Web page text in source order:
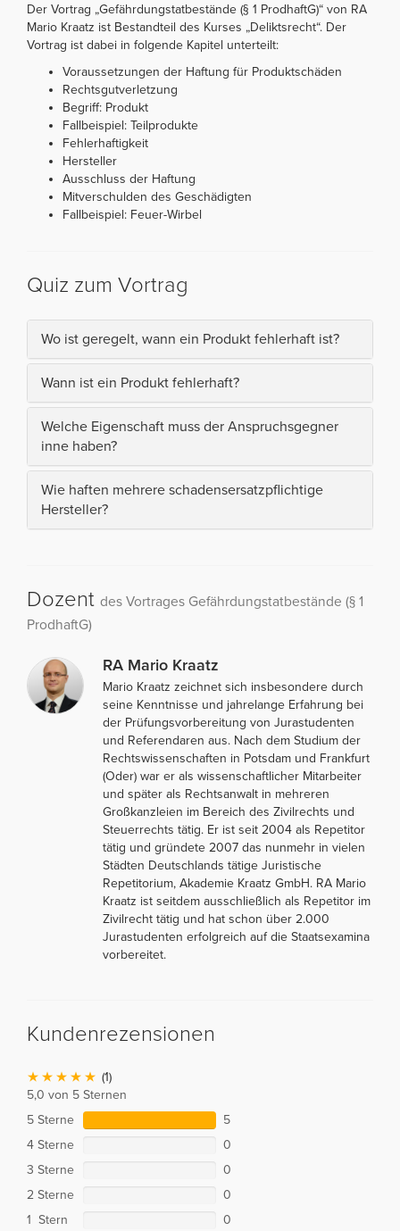
Der Vortrag „Gefährdungstatbestände (§ 1 ProdhaftG)“ von RA
Mario Kraatz ist Bestandteil des Kurses „Deliktsrecht“. Der
Vortrag ist dabei in folgende Kapitel unterteilt:
Voraussetzungen der Haftung für Produktschäden
Rechtsgutverletzung
Begriff: Produkt
Fallbeispiel: Teilprodukte
Fehlerhaftigkeit
Hersteller
Ausschluss der Haftung
Mitverschulden des Geschädigten
Fallbeispiel: Feuer-Wirbel
Quiz zum Vortrag
Wo ist geregelt, wann ein Produkt fehlerhaft ist?
Wann ist ein Produkt fehlerhaft?
Welche Eigenschaft muss der Anspruchsgegner
inne haben?
Wie haften mehrere schadensersatzpflichtige
Hersteller?
Dozent des Vortrages Gefährdungstatbestände (§ 1
ProdhaftG)
RA Mario Kraatz
Mario Kraatz zeichnet sich insbesondere durch
seine Kenntnisse und jahrelange Erfahrung bei
der Prüfungsvorbereitung von Jurastudenten
und Referendaren aus. Nach dem Studium der
Rechtswissenschaften in Potsdam und Frankfurt
(Oder) war er als wissenschaftlicher Mitarbeiter
und später als Rechtsanwalt in mehreren
Großkanzleien im Bereich des Zivilrechts und
Steuerrechts tätig. Er ist seit 2004 als Repetitor
tätig und gründete 2007 das nunmehr in vielen
Städten Deutschlands tätige Juristische
Repetitorium, Akademie Kraatz GmbH. RA Mario
Kraatz ist seitdem ausschließlich als Repetitor im
Zivilrecht tätig und hat schon über 2.000
Jurastudenten erfolgreich auf die Staatsexamina
vorbereitet.
Kundenrezensionen
(1)
5,0 von 5 Sternen
5 Sterne
5
4 Sterne
0
3 Sterne
0
2 Sterne
0
1 Stern
0